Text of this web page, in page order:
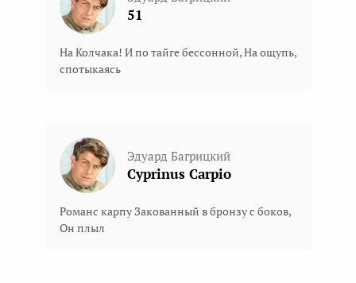
51
На Колчака! И по тайге бессонной, На ощупь,
спотыкаясь
Эдуард Багрицкий
Cyprinus Carpio
Романс карпу Закованный в бронзу с боков,
Он плыл